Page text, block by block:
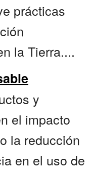
prácticas
la Tierra....
y
el impacto
la reducción
en el uso de